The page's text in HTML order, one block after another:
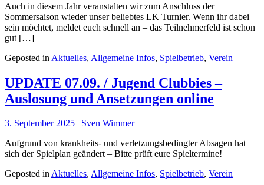
Auch in diesem Jahr veranstalten wir zum Anschluss der
Sommersaison wieder unser beliebtes LK Turnier. Wenn ihr dabei
sein möchtet, meldet euch schnell an – das Teilnehmerfeld ist schon
gut […]
Geposted in Aktuelles, Allgemeine Infos, Spielbetrieb, Verein |
UPDATE 07.09. / Jugend Clubbies –
Auslosung und Ansetzungen online
3. September 2025
Sven Wimmer
Aufgrund von krankheits- und verletzungsbedingter Absagen hat
sich der Spielplan geändert – Bitte prüft eure Spieltermine!
Geposted inAktuelles, Allgemeine Infos, Spielbetrieb, Verein